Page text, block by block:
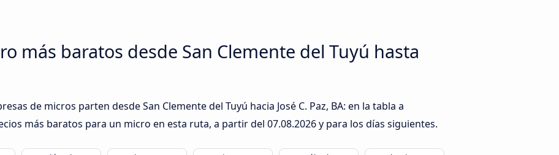
más baratos desde San Clemente del Tuyú hasta
de micros parten desde San Clemente del Tuyú hacia José C. Paz, BA: en la tabla a
más baratos para un micro en esta ruta, a partir del 07.08.2026y para los días siguientes.